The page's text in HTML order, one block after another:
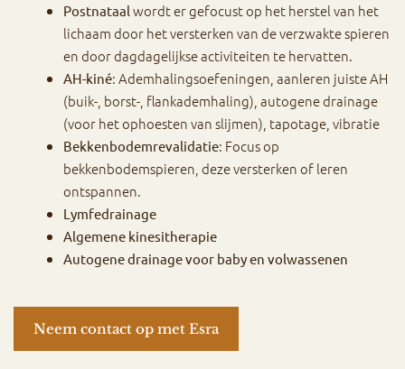
Postnataal wordt er gefocust op het herstel van het
lichaam door het versterken van de verzwakte spieren
en door dagdagelijkse activiteiten te hervatten.
AH-kiné: Ademhalingsoefeningen, aanleren juiste AH
(buik-, borst-, flankademhaling), autogene drainage
(voor het ophoesten van slijmen), tapotage, vibratie
Bekkenbodemrevalidatie: Focus op
bekkenbodemspieren, deze versterken of leren
ontspannen.
Lymfedrainage
Algemene kinesitherapie
Autogene drainage voor baby en volwassenen
Neem contact op met Esra